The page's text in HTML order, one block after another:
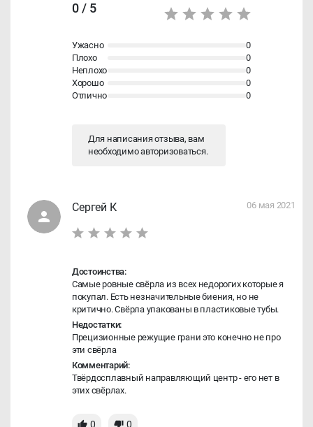
Сергей К 06 мая 2021
Достоинства:
Самые ровные свёрла из всех недорогих которые я
покупал. Есть незначительные биения, но не
критично. Свёрла упакованы в пластиковые тубы.
Недостатки:
Прецизионные режущие грани это конечно не про
эти свёрла
Комментарий:
Твёрдосплавный направляющий центр - его нет в
этих свёрлах.
0 0
0 / 5
Ужасно
0
Плохо
0
Неплохо
0
Хорошо
0
Отлично
0
Для написания отзыва, вам
необходимоавторизоваться.